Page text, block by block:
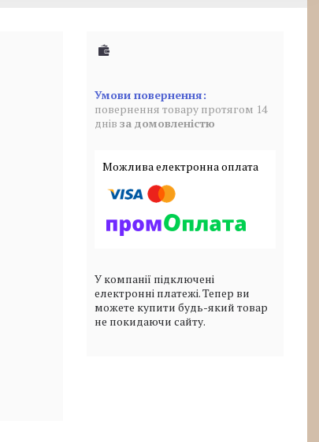
повернення товару протягом 14
днів за домовленістю
У компанії підключені
електронні платежі. Тепер ви
можете купити будь-який товар
не покидаючи сайту.